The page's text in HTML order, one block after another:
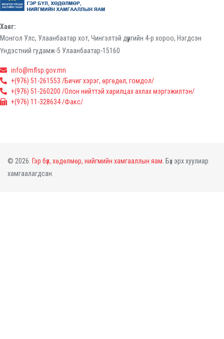
Хаяг:
Монгол Улс, Улаанбаатар хот, Чингэлтэй дүүргийн 4-р хороо, Нэгдсэн
Үндэстний гудамж-5 Улаанбаатар-15160
info@mflsp.gov.mn
+(976) 51-261553 /Бичиг хэрэг, өргөдөл, гомдол/
+(976) 51-260200 /Олон нийттэй харилцах ахлах мэргэжилтэн/
+(976) 11-328634 /Факс/
© 2026. Гэр бүл, хөдөлмөр, нийгмийн хамгааллын яам. Бүх эрх хуулиар
хамгаалагдсан.